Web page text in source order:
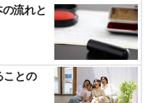
流れと
ことの